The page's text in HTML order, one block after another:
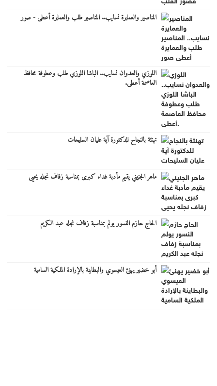
المناصير والعمايرة نسايب.. المناصير طلب والعمايرة أعطى - صور
اللوزي والعدوان نسايب.. الباشا اللوزي طلب وعطوفة محافظ
العاصمة أعطى.
تهنئة بالنجاح للدكتورة آية عليان السليحات
ماهر الجنيني يقيم مأدبة غداء كبرى بمناسبة زفاف نجله يحيى
الحاج حازم النسور يولم بمناسبة زفاف نجله عبد الكريم
أبو خضير يهنئ العيسوي والبطاينة بالإرادة الملكية السامية